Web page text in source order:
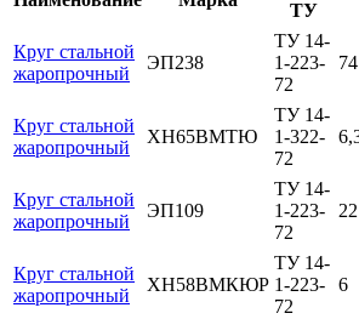
ТУ
Круг стальной
жаропрочный
ЭП238
ТУ 14-
1-223-
72
74
Круг стальной
жаропрочный
ХН65ВМТЮ
ТУ 14-
1-322-
72
Круг стальной
жаропрочный
ЭП109
ТУ 14-
1-223-
72
22
Круг стальной
жаропрочный
ХН58ВМКЮР
ТУ 14-
1-223-
72
6